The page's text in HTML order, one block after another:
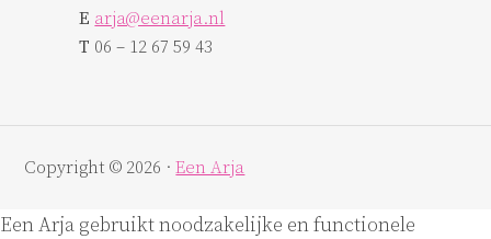
E arja@eenarja.nl
T 06 – 12 67 59 43
Copyright © 2026 ·Een Arja
Een Arja gebruikt noodzakelijke en functionele